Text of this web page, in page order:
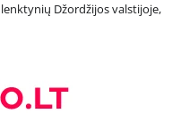
Džordžijos valstijoje,